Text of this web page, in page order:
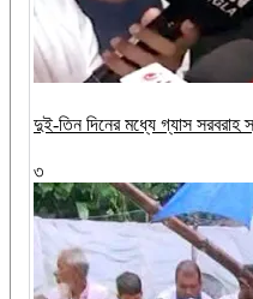
দুই-তিন দিনের মধ্যে গ্যাস সরবরাহ
৩